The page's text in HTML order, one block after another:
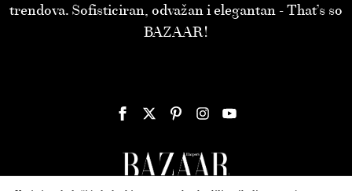
trendova. Sofisticiran, odvažan i elegantan - That’s so
BAZAAR!